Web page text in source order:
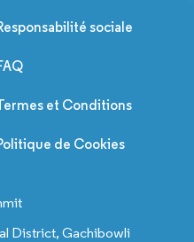
sociale
et Conditions
de Cookies
District, Gachibowli